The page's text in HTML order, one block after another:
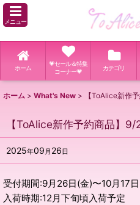
メニュー
ホーム
💗セール＆特集
コーナー💗
カテゴリ
ホーム > What's New > 【ToAlice新作
【ToAlice新作予約商品】
2025年09 月 26日
受付期間:9月26日(金)〜10月17
入荷時期:12月下旬頃入荷予定